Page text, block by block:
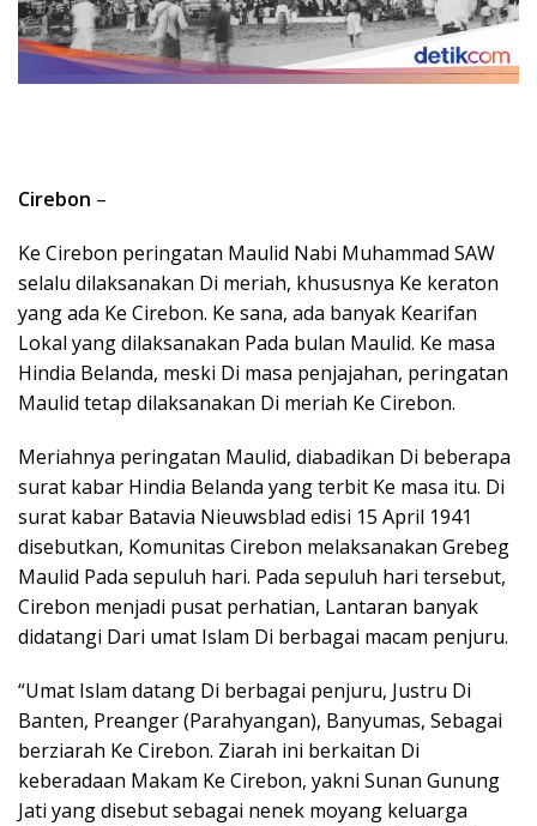
Cirebon –
Ke Cirebon peringatan Maulid Nabi Muhammad SAW
selalu dilaksanakan Di meriah, khususnya Ke keraton
yang ada Ke Cirebon. Ke sana, ada banyak Kearifan
Lokal yang dilaksanakan Pada bulan Maulid. Ke masa
Hindia Belanda, meski Di masa penjajahan, peringatan
Maulid tetap dilaksanakan Di meriah Ke Cirebon.
Meriahnya peringatan Maulid, diabadikan Di beberapa
surat kabar Hindia Belanda yang terbit Ke masa itu. Di
surat kabar Batavia Nieuwsblad edisi 15 April 1941
disebutkan, Komunitas Cirebon melaksanakan Grebeg
Maulid Pada sepuluh hari. Pada sepuluh hari tersebut,
Cirebon menjadi pusat perhatian, Lantaran banyak
didatangi Dari umat Islam Di berbagai macam penjuru.
“Umat Islam datang Di berbagai penjuru, Justru Di
Banten, Preanger (Parahyangan), Banyumas, Sebagai
berziarah Ke Cirebon. Ziarah ini berkaitan Di
keberadaan Makam Ke Cirebon, yakni Sunan Gunung
Jati yang disebut sebagai nenek moyang keluarga